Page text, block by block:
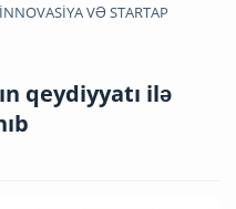
İNNOVASİYA VƏ STARTAP
qeydiyyatı ilə